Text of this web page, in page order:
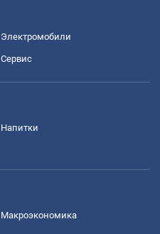
Электромобили
Сервис
Напитки
Mакроэкономика